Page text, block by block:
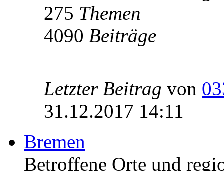
275 Themen
4090 Beiträge
Letzter Beitrag von
31.12.2017 14:11
Bremen
Betroffene Orte und